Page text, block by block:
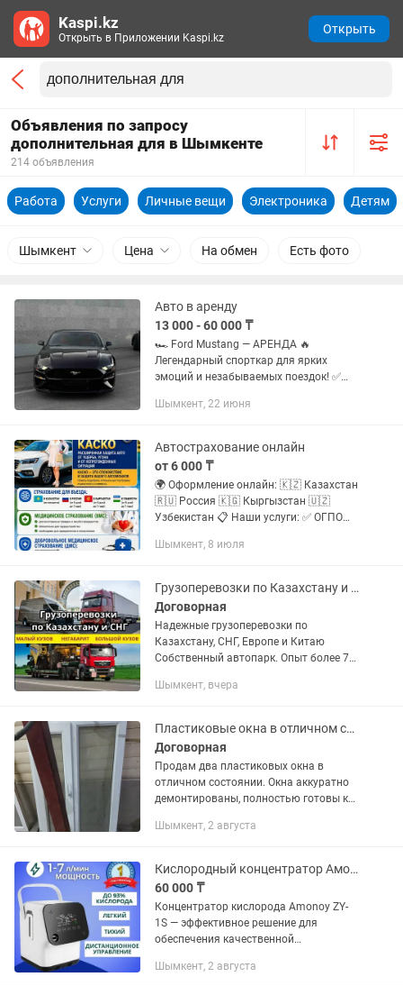
Объявления по запросу
дополнительная для в Шымкенте
214 объявления
Работа Услуги Личные вещи Электроника Детям
Шымкент Цена На обмен Есть фото
Авто в аренду
13 000 - 60 000 ₸
🏎️ Ford Mustang — АРЕНДА 🔥
Легендарный спорткар для ярких
эмоций и незабываемых поездок! ✅
Стильный и эффектный внешний вид ✅
Шымкент, 22 июня
Автострахование онлайн
от 6 000 ₸
🌍 Оформление онлайн: 🇰🇿 Казахстан
🇷🇺 Россия 🇰🇬 Кыргызстан 🇺🇿
Узбекистан 📋 Наши услуги: ✅ ОГПО
автомобилей из других стран на
Премиальное...
Шымкент, 8 июля
Грузоперевозки по Казахстану и СНГ
Договорная
Надежные грузоперевозки по
Казахстану, СНГ, Европе и Китаю
Собственный автопарк. Опыт более 7
Компания Nomad Logistics
Шымкент, вчера
Пластиковые окна в отличном состоянии большое и маленькое
Договорная
Продам два пластиковых окна в
отличном состоянии. Окна аккуратно
демонтированы, полностью готовы к
вариант для дома, дачи, гаража, бани,
Шымкент, 2 августа
Кислородный концентратор Амони
60 000 ₸
Концентратор кислорода Amonoy ZY-
1S — эффективное решение для
обеспечения качественной
условиях. Этот прибор сочетает в себе
Шымкент, 2 августа
Kaspi.kz
Открыть в Приложении Kaspi.kz
Открыть